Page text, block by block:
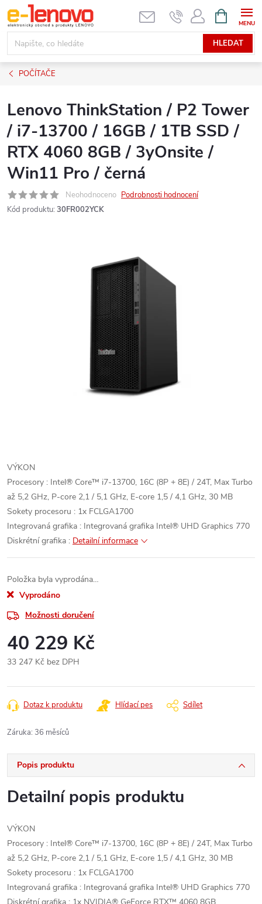
Přejít
na
obsah
HLEDAT
NÁKUPNÍ
KOŠÍK
POČÍTAČE
Lenovo ThinkStation / P2 Tower
/ i7-13700 / 16GB / 1TB SSD /
RTX 4060 8GB / 3yOnsite /
Win11 Pro / černá
Neohodnoceno Podrobnosti hodnocení
Kód produktu: 30FR002YCK
VÝKON
Procesory : Intel® Core™ i7-13700, 16C (8P + 8E) / 24T, Max Turbo
až 5,2 GHz, P-core 2,1 / 5,1 GHz, E-core 1,5 / 4,1 GHz, 30 MB
Sokety procesoru : 1x FCLGA1700
Integrovaná grafika : Integrovaná grafika Intel® UHD Graphics 770
Diskrétní grafika : Detailní informace
Položka byla vyprodána…
Vyprodáno
Možnosti doručení
40 229 Kč
33 247 Kč bez DPH
cena:
Dotaz k produktu Hlídací pes Sdílet
Záruka: 36 měsíců
Popis produktu
Detailní popis produktu
VÝKON
Procesory : Intel® Core™ i7-13700, 16C (8P + 8E) / 24T, Max Turbo
až 5,2 GHz, P-core 2,1 / 5,1 GHz, E-core 1,5 / 4,1 GHz, 30 MB
Sokety procesoru : 1x FCLGA1700
Integrovaná grafika : Integrovaná grafika Intel® UHD Graphics 770